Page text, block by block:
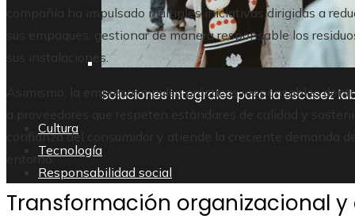
Soluciones integrales para la escasez
Cultura
Tecnología
Responsabilidad social
compañía ha impulsado múltiples iniciativas dirigidas a
sus empaques, gestionar de manera responsable los
sus instalaciones.
Asimismo, la empresa impulsa prácticas responsables
a proveedores que respeten estándares de calidad y
confianza del consumidor y atiende la creciente demanda
entorno.
Transformación organizacional